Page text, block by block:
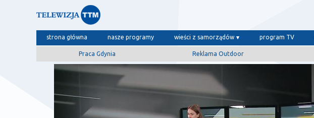
strona główna nasze programy wieści z samorządów program TV
Praca Gdynia Reklama Outdoor